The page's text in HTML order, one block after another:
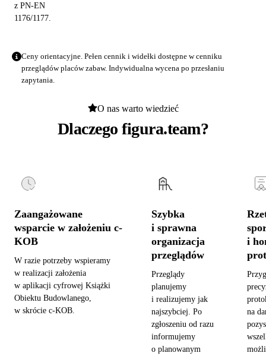
z PN-EN
1176/1177.
Ceny orientacyjne. Pełen cennik i widełki dostępne wcenniku
przeglądów placów zabaw. Indywidualna wycena po przesłaniu
zapytania.
O nas warto wiedzieć
Dlaczego figura.team?
Zaangażowane
wsparcie w założeniu c-
KOB
W razie potrzeby wspieramy
w realizacji założenia
w aplikacji cyfrowej Książki
Obiektu Budowlanego,
w skrócie c-KOB.
Szybka
i sprawna
organizacja
przeglądów
Przeglądy
planujemy
i realizujemy jak
najszybciej. Po
zgłoszeniu od razu
informujemy
o planowanym
i
na